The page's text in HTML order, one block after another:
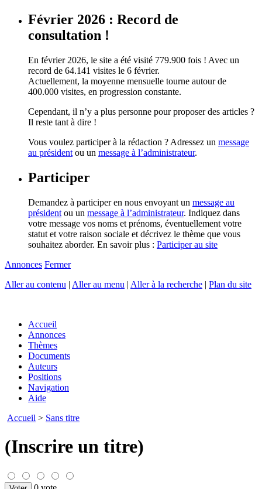
Février 2026 : Record de
consultation !
En février 2026, le site a été visité 779.900 fois ! Avec un
record de 64.141 visites le 6 février.
Actuellement, la moyenne mensuelle tourne autour de
400.000 visites, en progression constante.
Cependant, il n’y a plus personne pour proposer des articles ?
Il reste tant à dire !
Vous voulez participer à la rédaction ? Adressez un message
au président ou un message à l’administrateur.
Participer
Demandez à participer en nous envoyant un message au
président ou un message à l’administrateur. Indiquez dans
votre message vos noms et prénoms, éventuellement votre
statut et votre raison sociale et décrivez le thème que vous
souhaitez aborder. En savoir plus : Participer au site
Annonces Fermer
Aller au contenu | Aller au menu | Aller à la recherche | Plan du site
Accueil
Annonces
Thèmes
Documents
Auteurs
Positions
Navigation
Aide
Accueil > Sans titre
(Inscrire un titre)